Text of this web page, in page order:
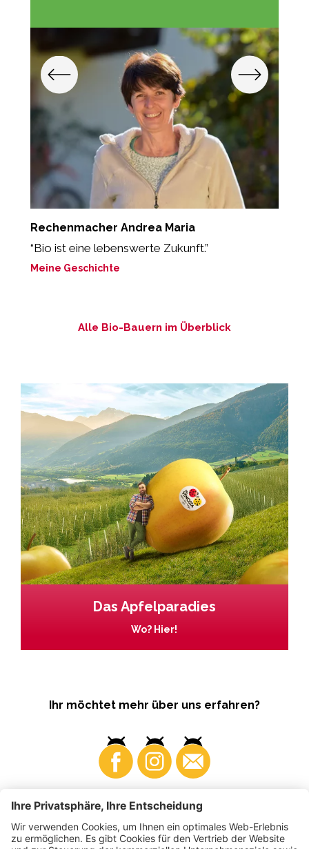
Rechenmacher Andrea Maria
“Bio ist eine lebenswerte Zukunft.”
Meine Geschichte
Alle Bio-Bauern im Überblick
Das Apfelparadies
Wo? Hier!
Ihr möchtet mehr über uns erfahren?
Business Produzenten